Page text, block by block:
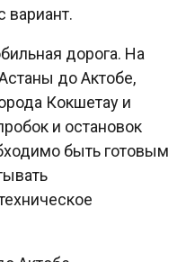
вариант.
дорога. На
до Актобе,
Кокшетау и
и остановок
быть готовым